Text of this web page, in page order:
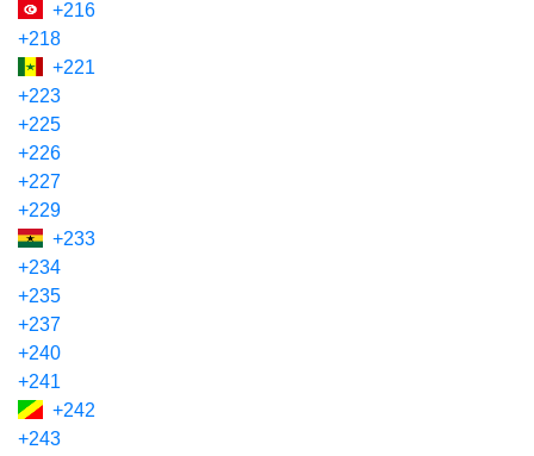
+216
+218
+221
+223
+225
+226
+227
+229
+233
+234
+235
+237
+240
+241
+242
+243